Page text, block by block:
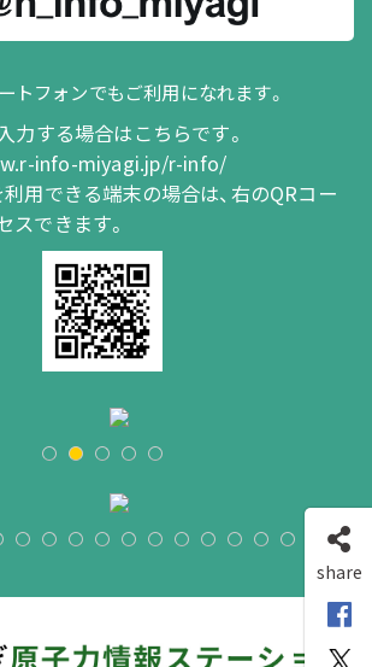
トフォンでもご利用になれます。
力する場合はこちらです。
info-miyagi.jp/r-info/
用できる端末の場合は、右のQRコー
スできます。
share